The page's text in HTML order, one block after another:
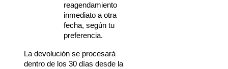
reagendamiento
inmediato a otra
fecha, según tu
preferencia.
La devolución se procesará
dentro de los 30 días desde la